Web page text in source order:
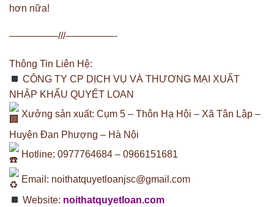
hơn nữa!
—————///—————-
Thông Tin Liên Hệ:
CÔNG TY CP DỊCH VỤ VÀ THƯƠNG MẠI XUẤT
NHẬP KHẨU QUYẾT LOAN
Xưởng sản xuất: Cụm 5 – Thôn Hạ Hội – Xã Tân Lập –
Huyện Đan Phượng – Hà Nội
Hotline: 0977764684 – 0966151681
Email: noithatquyetloanjsc@gmail.com
Website: noithatquyetloan.com